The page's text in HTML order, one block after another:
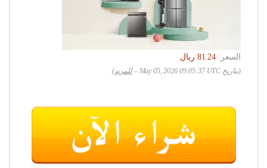
السعر:
‏81.24 ريال
(بتاريخ May 05, 2026 09:05:37 UTC – للمزيد)